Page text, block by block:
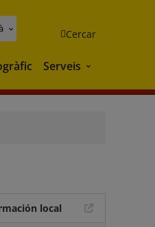
Cercar
Serveis Serveis
local